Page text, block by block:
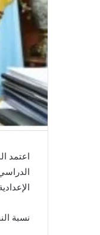
اعتمد
الإعدادية للصم وضعاف
نسبة النجاح